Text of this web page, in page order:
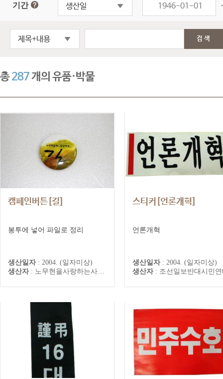
기간 생산일
제목+내용 검색
총287개의 유품·박물
캠페인버튼[길]
봉투에 넣어 파일로 정리
생산일자 : 2004. (일자미상)
생산자 : 노무현을사랑하는사람들의모임
스티커[언론개혁]
언론개혁
생산일자 : 2004. (일자미상)
생산자 : 조선일보반대시민